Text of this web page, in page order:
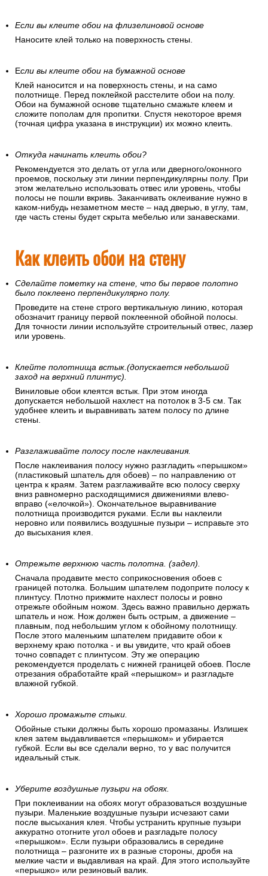
Если вы клеите обои на флизелиновой основе
Наносите клей только на поверхность стены.
Если вы клеите обои на бумажной основе
Клей наносится и на поверхность стены, и на само
полотнище. Перед поклейкой расстелите обои на полу.
Обои на бумажной основе тщательно смажьте клеем и
сложите пополам для пропитки. Спустя некоторое время
(точная цифра указана в инструкции) их можно клеить.
Откуда начинать клеить обои?
Рекомендуется это делать от угла или дверного/оконного
проемов, поскольку эти линии перпендикулярны полу. При
этом желательно использовать отвес или уровень, чтобы
полосы не пошли вкривь. Заканчивать оклеивание нужно в
каком-нибудь незаметном месте – над дверью, в углу, там,
где часть стены будет скрыта мебелью или занавесками.
Как клеить обои на стену
Сделайте пометку на стене, что бы первое полотно
было поклеено перпендикулярно полу.
Проведите на стене строго вертикальную линию, которая
обозначит границу первой поклеенной обойной полосы.
Для точности линии используйте строительный отвес, лазер
или уровень.
Клейте полотнища встык.(допускается небольшой
заход на верхний плинтус).
Виниловые обои клеятся встык. При этом иногда
допускается небольшой нахлест на потолок в 3-5 см. Так
удобнее клеить и выравнивать затем полосу по длине
стены.
Разглаживайте полосу после наклеивания.
После наклеивания полосу нужно разгладить «перышком»
(пластиковый шпатель для обоев) – по направлению от
центра к краям. Затем разглаживайте всю полосу сверху
вниз равномерно расходящимися движениями влево-
вправо («елочкой»). Окончательное выравнивание
полотнища производится руками. Если вы наклеили
неровно или появились воздушные пузыри – исправьте это
до высыхания клея.
Отрежьте верхнюю часть полотна. (задел).
Сначала продавите место соприкосновения обоев с
границей потолка. Большим шпателем подоприте полосу к
плинтусу. Плотно прижмите нахлест полосы и ровно
отрежьте обойным ножом. Здесь важно правильно держать
шпатель и нож. Нож должен быть острым, а движение –
плавным, под небольшим углом к обойному полотнищу.
После этого маленьким шпателем придавите обои к
верхнему краю потолка - и вы увидите, что край обоев
точно совпадет с плинтусом. Эту же операцию
рекомендуется проделать с нижней границей обоев. После
отрезания обработайте край «перышком» и разгладьте
влажной губкой.
Хорошо промажьте стыки.
Обойные стыки должны быть хорошо промазаны. Излишек
клея затем выдавливается «перышком» и убирается
губкой. Если вы все сделали верно, то у вас получится
идеальный стык.
Уберите воздушные пузыри на обоях.
При поклеивании на обоях могут образоваться воздушные
пузыри. Маленькие воздушные пузыри исчезают сами
после высыхания клея. Чтобы устранить крупные пузыри
аккуратно отогните угол обоев и разгладьте полосу
«перышком». Если пузыри образовались в середине
полотнища – разгоните их в разные стороны, дробя на
мелкие части и выдавливая на край. Для этого используйте
«перышко» или резиновый валик.